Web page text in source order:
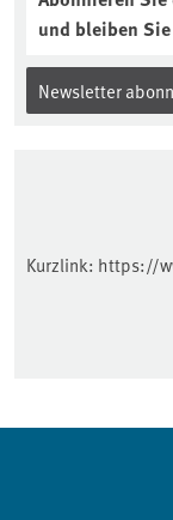
und bleiben
Newsletter
Kurzlink: https://